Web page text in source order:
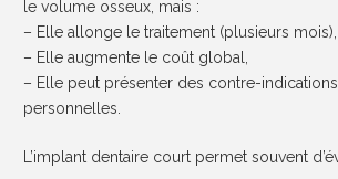
le volume osseux, mais :
– Elle allonge le traitement (plusieurs mois),
– Elle augmente le coût global,
– Elle peut présenter des contre-
personnelles.
L’implant dentaire court permet souvent